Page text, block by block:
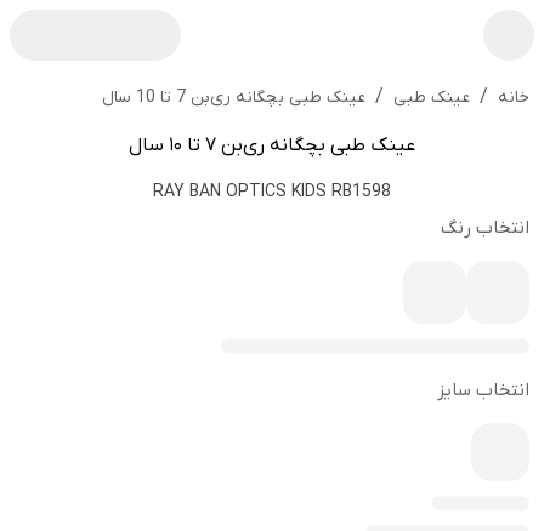
خانه / عینک طبی / عینک طبی بچگانه ری‌بن 7 تا 10 سال
عینک طبی بچگانه ری‌بن 7 تا 10 سال
RAY BAN OPTICS KIDS RB1598
انتخاب رنگ
انتخاب سایز